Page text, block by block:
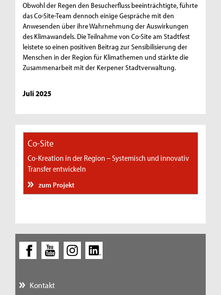
Obwohl der Regen den Besucherfluss beeinträchtigte, führte
das Co-Site-Team dennoch einige Gespräche mit den
Anwesenden über ihre Wahrnehmung der Auswirkungen
des Klimawandels. Die Teilnahme von Co-Site am Stadtfest
leistete so einen positiven Beitrag zur Sensibilisierung der
Menschen in der Region für Klimathemen und stärkte die
Zusammenarbeit mit der Kerpener Stadtverwaltung.
Juli 2025
Co-Site
Co-Kreation in der Region – Systemisch und innovativ
Transfer entwickeln
zum Projekt
Kontakt